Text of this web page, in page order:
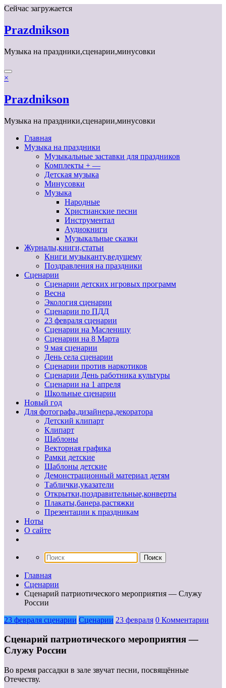
Перейти
содержимому
Сейчас загружается
Prazdnikson
Музыка на праздники,сценарии,минусовки
×
Prazdnikson
Музыка на праздники,сценарии,минусовки
Главная
Музыка на праздники
Музыкальные заставки для праздников
Комплекты + —
Детская музыка
Минусовки
Музыка
Народные
Христианские песни
Инструментал
Аудиокниги
Музыкальные сказки
Журналы,книги,статьи
Книги музыканту,ведущему
Поздравления на праздники
Сценарии
Сценарии детских игровых программ
Весна
Экология сценарии
Сценарии по ПДД
23 февраля сценарии
Сценарии на Масленицу
Сценарии на 8 Марта
9 мая сценарии
День села сценарии
Сценарии против наркотиков
Сценарии День работника культуры
Сценарии на 1 апреля
Школьные сценарии
Новый год
Для фотографа,дизайнера,декоратора
Детский клипарт
Клипарт
Шаблоны
Векторная графика
Рамки детские
Шаблоны детские
Демонстрационный материал детям
Таблички,указатели
Открытки,поздравительные,конверты
Плакаты,банера,растяжки
Презентации к праздникам
Ноты
О сайте
Главная
Сценарии
Сценарий патриотического мероприятия — Служу
России
23 февраля сценарии Сценарии 23 февраля 0 Комментарии
Сценарий патриотического мероприятия —
Служу России
Во время рассадки в зале звучат песни, посвящённые
Отечеству.